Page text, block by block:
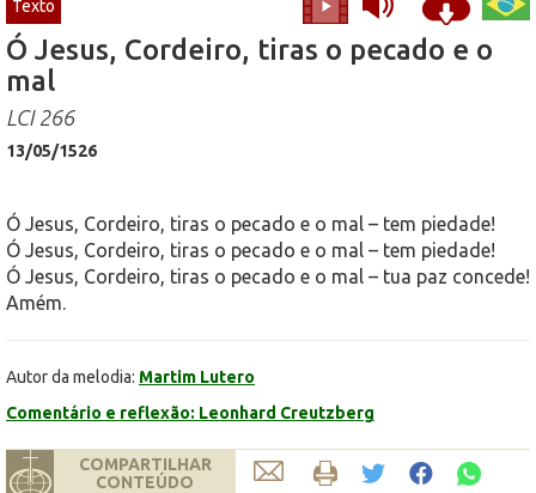
Texto
Ó Jesus, Cordeiro, tiras o pecado e o
mal
LCI 266
13/05/1526
Ó Jesus, Cordeiro, tiras o pecado e o mal – tem piedade!
Ó Jesus, Cordeiro, tiras o pecado e o mal – tem piedade!
Ó Jesus, Cordeiro, tiras o pecado e o mal – tua paz concede!
Amém.
Autor da melodia: Martim Lutero
Comentário e reflexão: Leonhard Creutzberg
COMPARTILHAR
CONTEÚDO